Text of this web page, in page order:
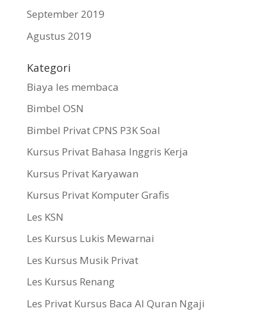
September 2019
Agustus 2019
Kategori
Biaya les membaca
Bimbel OSN
Bimbel Privat CPNS P3K Soal
Kursus Privat Bahasa Inggris Kerja
Kursus Privat Karyawan
Kursus Privat Komputer Grafis
Les KSN
Les Kursus Lukis Mewarnai
Les Kursus Musik Privat
Les Kursus Renang
Les Privat Kursus Baca Al Quran Ngaji